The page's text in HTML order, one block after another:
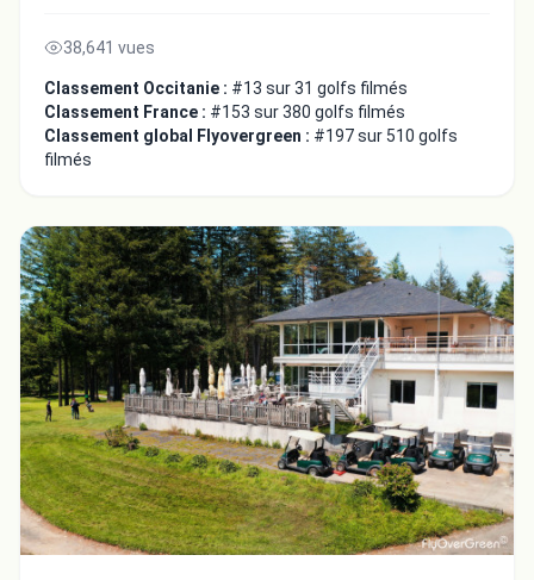
38,641 vues
Classement Occitanie : #13 sur 31 golfs filmés
Classement France : #153 sur 380 golfs filmés
Classement global Flyovergreen : #197 sur 510 golfs
filmés